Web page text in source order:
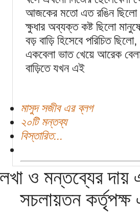
আজকের মতো এত রঙিন ছিলো
ক্ষুধার অব্যক্ত কষ্ট ছিলো
বড় বাড়ি হিসেবে পরিচিত
একবেলা ভাত খেয়ে আরেক
বাড়িতে যখন এই
মাসুদ সজীব এর ব্লগ
২০টি মন্তব্য
বিস্তারিত...
ও মন্তব্যের দায়
সচলায়তন